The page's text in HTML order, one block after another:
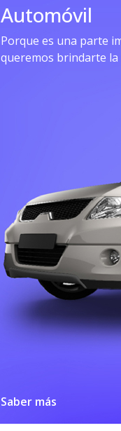
Automóvil
Porque es una parte
queremos brindarte
Saber más